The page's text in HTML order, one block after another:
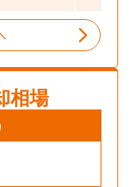
相場